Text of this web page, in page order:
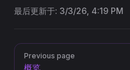
最后更新于: 3/3/26, 4:19 PM
PagerPrevious page
概览